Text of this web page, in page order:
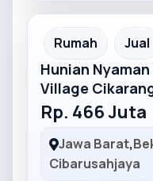
Partner Ad
Rumah Jual
Hunian
Village
Rp. 466 Juta
Jawa Barat,
Cibarusahjaya